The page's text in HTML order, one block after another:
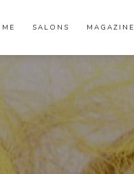
SALONS MAGAZINE